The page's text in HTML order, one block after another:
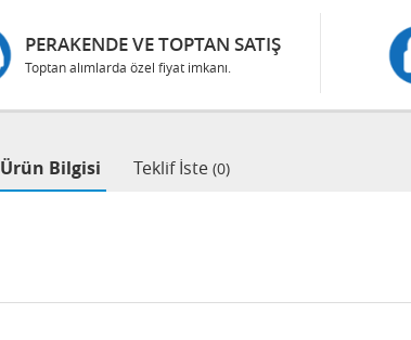
PERAKENDE VE TOPTAN SATIŞ
Toptan alımlarda özel fiyat imkanı.
Ürün Bilgisi Teklif İste (0)